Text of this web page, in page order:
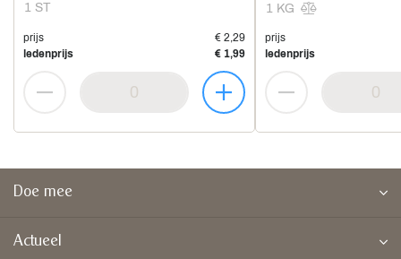
1 ST
prijs
€ 2,29
ledenprijs
€ 1,99
1 KG
prijs
ledenprijs
Doe mee
Actueel